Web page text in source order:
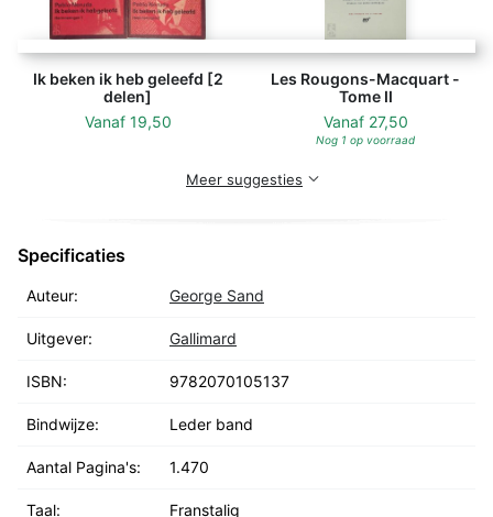
Ik beken ik heb geleefd [2
delen]
Vanaf 19,50
Les Rougons-Macquart -
Tome II
Vanaf 27,50
Nog 1 op voorraad
Meer suggesties
Specificaties
Auteur: George Sand
Uitgever: Gallimard
ISBN: 9782070105137
Bindwijze: Leder band
Aantal Pagina's: 1.470
Taal: Franstalig